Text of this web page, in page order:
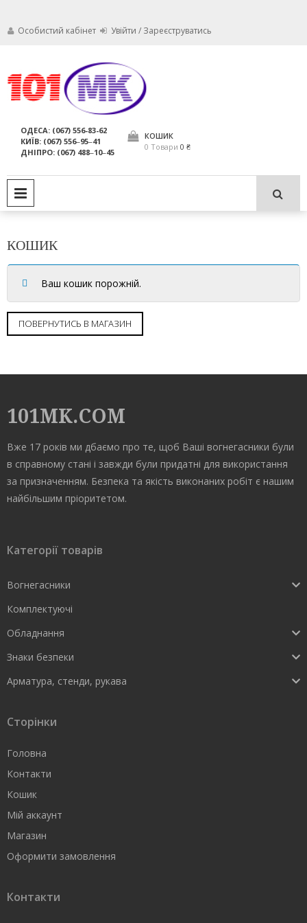
Особистий кабінет Увійти / Зареєструватись
компанія МАРКО
використання за призначенням.
ОДЕСА: (067) 556-83-62
КИЇВ: (067) 556‒95‒41
ДНІПРО: (067) 488‒10‒45
КОШИК
0 Товари 0 ₴
КОШИК
Ваш кошик порожній.
ПОВЕРНУТИСЬ В МАГАЗИН
101MK.COM
Вже 17 років ми дбаємо про те, щоб Ваші вогнегасники були
в справному стані і завжди були придатні для використання
за призначенням. Безпека та якість виконаних робіт є нашим
найбільшим пріоритетом.
Категорії товарів
Вогнегасники
Комплектуючі
Обладнання
Знаки безпеки
Арматура, стенди, рукава
Сторінки
Головна
Контакти
Кошик
Мій аккаунт
Магазин
Оформити замовлення
Контакти